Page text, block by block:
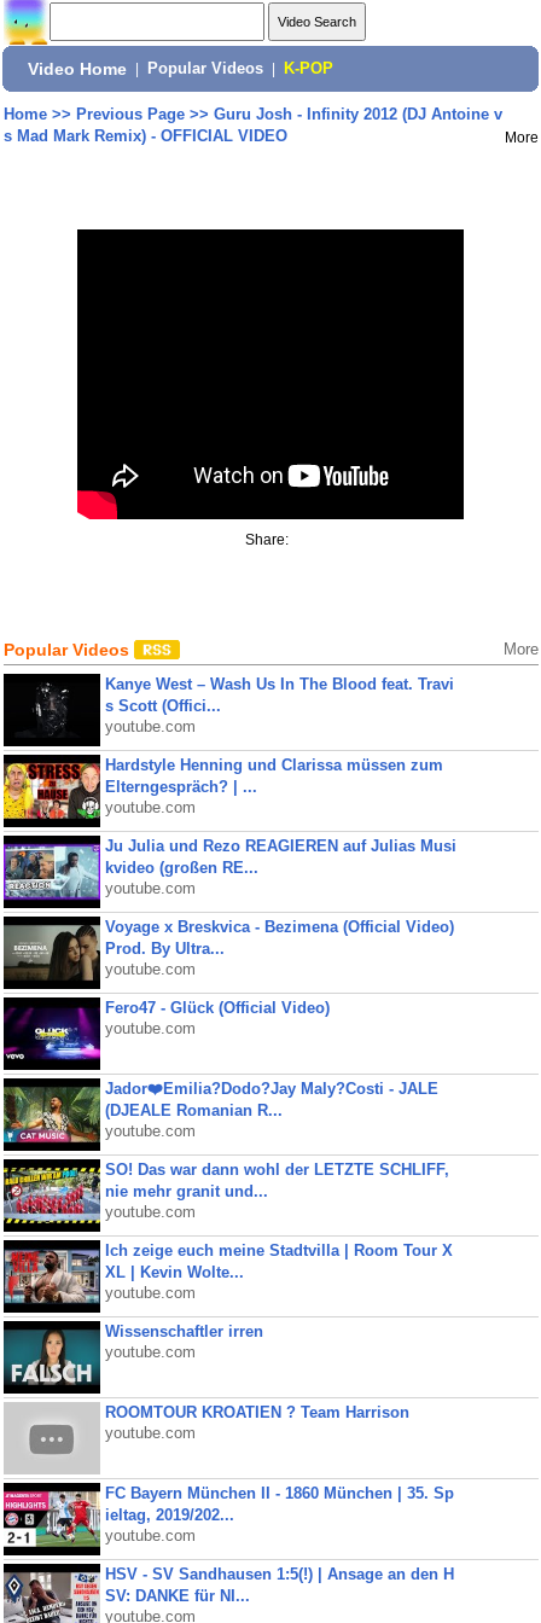
Video Home Popular Videos K-POP
Home>> Previous Page>> Guru Josh - Infinity 2012 (DJ Antoine v
s Mad Mark Remix) - OFFICIAL VIDEO
More
Share:
Popular Videos More
Kanye West – Wash Us In The Blood feat. Travi
s Scott (Offici...
youtube.com
Hardstyle Henning und Clarissa müssen zum
Elterngespräch? | ...
youtube.com
Ju Julia und Rezo REAGIEREN auf Julias Musi
kvideo (großen RE...
youtube.com
Voyage x Breskvica - Bezimena (Official Video)
Prod. By Ultra...
youtube.com
Fero47 - Glück (Official Video)
youtube.com
Jador❤️Emilia?Dodo?Jay Maly?Costi - JALE
(DJEALE Romanian R...
youtube.com
SO! Das war dann wohl der LETZTE SCHLIFF,
nie mehr granit und...
youtube.com
Ich zeige euch meine Stadtvilla | Room Tour X
XL | Kevin Wolte...
youtube.com
Wissenschaftler irren
youtube.com
ROOMTOUR KROATIEN ? Team Harrison
youtube.com
FC Bayern München II - 1860 München | 35. Sp
ieltag, 2019/202...
youtube.com
HSV - SV Sandhausen 1:5(!) | Ansage an den H
SV: DANKE für NI...
youtube.com